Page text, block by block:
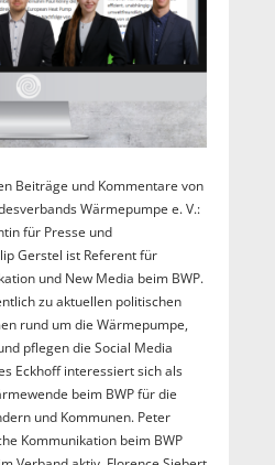
Beiträge und Kommentare von
Wärmepumpe e. V.:
für Presse und
Gerstel ist Referent für
und New Media beim BWP.
zu aktuellen politischen
rund um die Wärmepumpe,
pflegen die Social Media
Eckhoff interessiert sich als
beim BWP für die
und Kommunen. Peter
Kommunikation beim BWP